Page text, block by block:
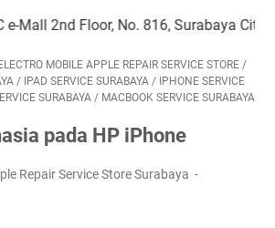
Surabaya City
ELECTRO MOBILE APPLE REPAIR SERVICE STORE /
/ IPAD SERVICE SURABAYA / IPHONE SERVICE
SURABAYA / MACBOOK SERVICE SURABAYA
pada HP iPhone
Repair Service Store Surabaya